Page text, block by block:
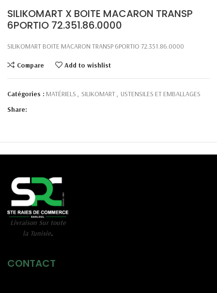
SILIKOMART X BOITE MACARON TRANSP
6PORTIO 72.351.86.0000
SILIKOMART BOITE MACARON TRANSP 6PORTIO 72.351.86.0000
Compare Add to wishlist
Catégories : MATÉRIELS , SILIKOMART, USTENSILES ET EMBALLAGES
Share:
Livraison Sur toute
la Tunisie.
CONTACT